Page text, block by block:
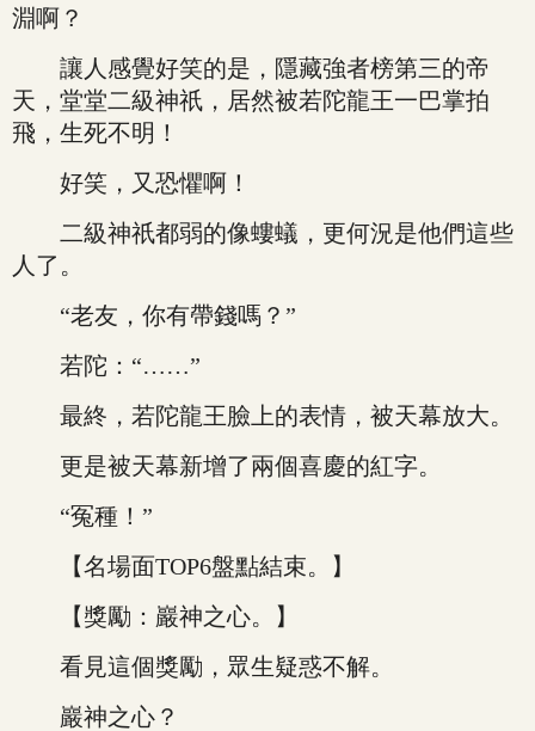
淵啊？
讓人感覺好笑的是，隱藏強者榜第三的帝
天，堂堂二級神祇，居然被若陀龍王一巴掌拍
飛，生死不明！
好笑，又恐懼啊！
二級神祇都弱的像螻蟻，更何況是他們這些
人了。
“老友，你有帶錢嗎？”
若陀：“……”
最終，若陀龍王臉上的表情，被天幕放大。
更是被天幕新增了兩個喜慶的紅字。
“冤種！”
【名場面TOP6盤點結束。】
【獎勵：巖神之心。】
看見這個獎勵，眾生疑惑不解。
巖神之心？